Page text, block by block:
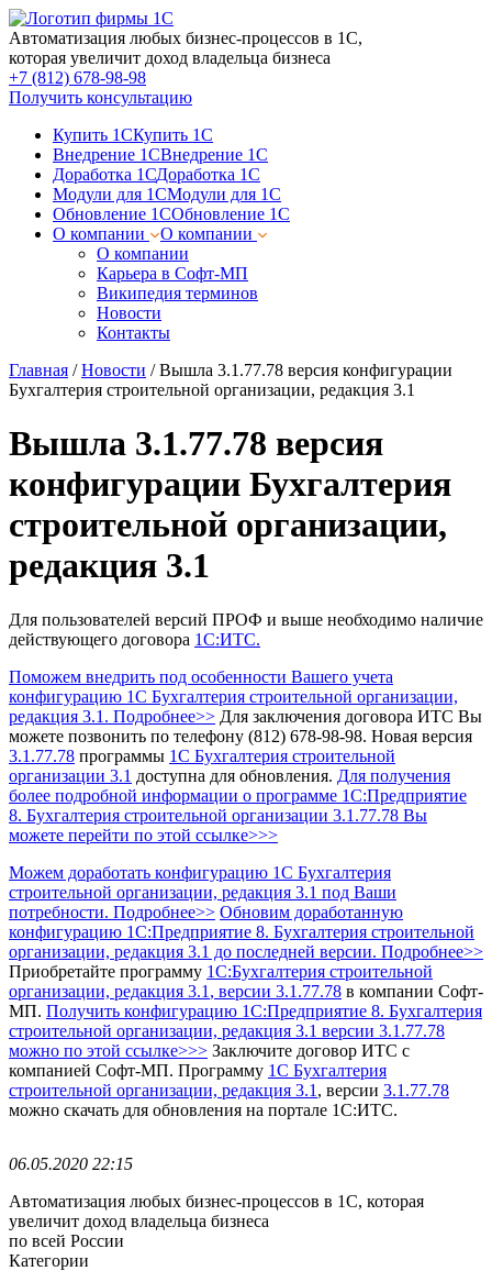
Автоматизация любых бизнес-процессов в 1С,
которая увеличит доход владельца бизнеса
+7 (812) 678-98-98
Получить консультацию
Купить 1СКупить 1С
Внедрение 1СВнедрение 1С
Доработка 1СДоработка 1С
Модули для 1СМодули для 1С
Обновление 1СОбновление 1С
О компании
О компании
О компании
Карьера в Софт-МП
Википедия терминов
Новости
Контакты
Главная /Новости /Вышла 3.1.77.78 версия конфигурации
Бухгалтерия строительной организации, редакция 3.1
Вышла 3.1.77.78 версия
конфигурации Бухгалтерия
строительной организации,
редакция 3.1
Для пользователей версий ПРОФ и выше необходимо наличие
действующего договора 1С:ИТС.
Поможем внедрить под особенности Вашего учета
конфигурацию 1С Бухгалтерия строительной организации,
редакция 3.1. Подробнее>> Для заключения договора ИТС Вы
можете позвонить по телефону (812) 678-98-98. Новая версия
3.1.77.78 программы 1С Бухгалтерия строительной
организации 3.1 доступна для обновления. Для получения
более подробной информации о программе 1С:Предприятие
8. Бухгалтерия строительной организации 3.1.77.78 Вы
можете перейти по этой ссылке>>>
Можем доработать конфигурацию 1С Бухгалтерия
строительной организации, редакция 3.1 под Ваши
потребности. Подробнее>> Обновим доработанную
конфигурацию 1С:Предприятие 8. Бухгалтерия строительной
организации, редакция 3.1 до последней версии. Подробнее>>
Приобретайте программу 1С:Бухгалтерия строительной
организации, редакция 3.1 , версии 3.1.77.78 в компании Софт-
МП. Получить конфигурацию 1С:Предприятие 8. Бухгалтерия
строительной организации, редакция 3.1 версии 3.1.77.78
можно по этой ссылке>>> Заключите договор ИТС с
компанией Софт-МП. Программу 1С Бухгалтерия
строительной организации, редакция 3.1 , версии 3.1.77.78
можно скачать для обновления на портале 1С:ИТС.
06.05.2020 22:15
Автоматизация любых бизнес-процессов в 1С, которая
увеличит доход владельца бизнеса
по всей России
Категории